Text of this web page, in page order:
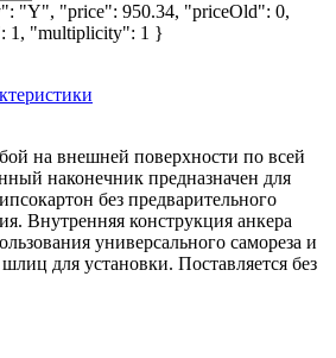
"Y", "price": 950.34, "priceOld": 0,
1, "multiplicity": 1 }
на внешней поверхности по всей
наконечник предназначен для
без предварительного
Внутренняя конструкция анкера
универсального самореза и
для установки. Поставляется без